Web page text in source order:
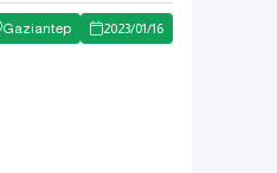
Gaziantep 2023/01/16